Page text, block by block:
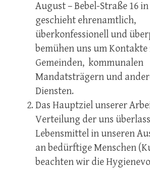
August – Bebel-Straße 16
geschieht ehrenamtlich,
überkonfessionell und
bemühen uns um Kontakte
Gemeinden, kommunalen
Mandatsträgern und
Diensten.
Das Hauptziel unserer
Verteilung der uns
Lebensmittel in unseren
an bedürftige Menschen
beachten wir die